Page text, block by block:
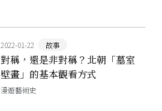
2022-01-22 故事
對稱，還是非對稱？北朝「墓室
壁畫」的基本觀看方式
漫遊藝術史